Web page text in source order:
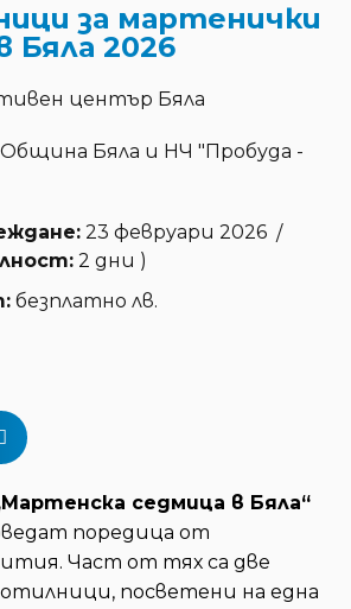
за мартенички
Бяла 2026
център Бяла
Община Бяла и НЧ "Пробуда -
23 февруари 2026 /
2 дни )
безплатно лв.
седмица в Бяла“
поредица от
Част от тях са две
посветени на една